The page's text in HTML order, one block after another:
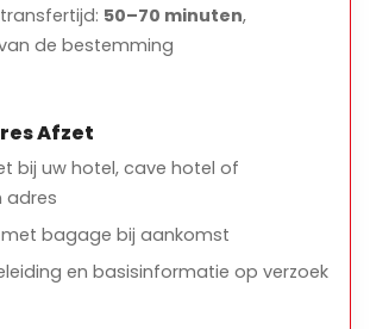
50–70 minuten,
de bestemming
Afzet
bij uw hotel, cave hotel of
adres
bagage bij aankomst
en basisinformatie op verzoek